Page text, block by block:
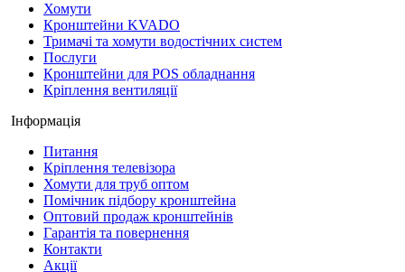
Хомути
Кронштейни KVADO
Тримачі та хомути водостічних систем
Послуги
Кронштейни для POS обладнання
Кріплення вентиляції
Інформація
Питання
Кріплення телевізора
Хомути для труб оптом
Помічник підбору кронштейна
Оптовий продаж кронштейнів
Гарантія та повернення
Контакти
Акції